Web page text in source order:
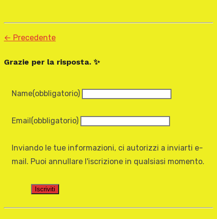
← Precedente
Grazie per la risposta. ✨
Name(obbligatorio)
Email(obbligatorio)
Inviando le tue informazioni, ci autorizzi a inviarti e-
mail. Puoi annullare l'iscrizione in qualsiasi momento.
Iscriviti